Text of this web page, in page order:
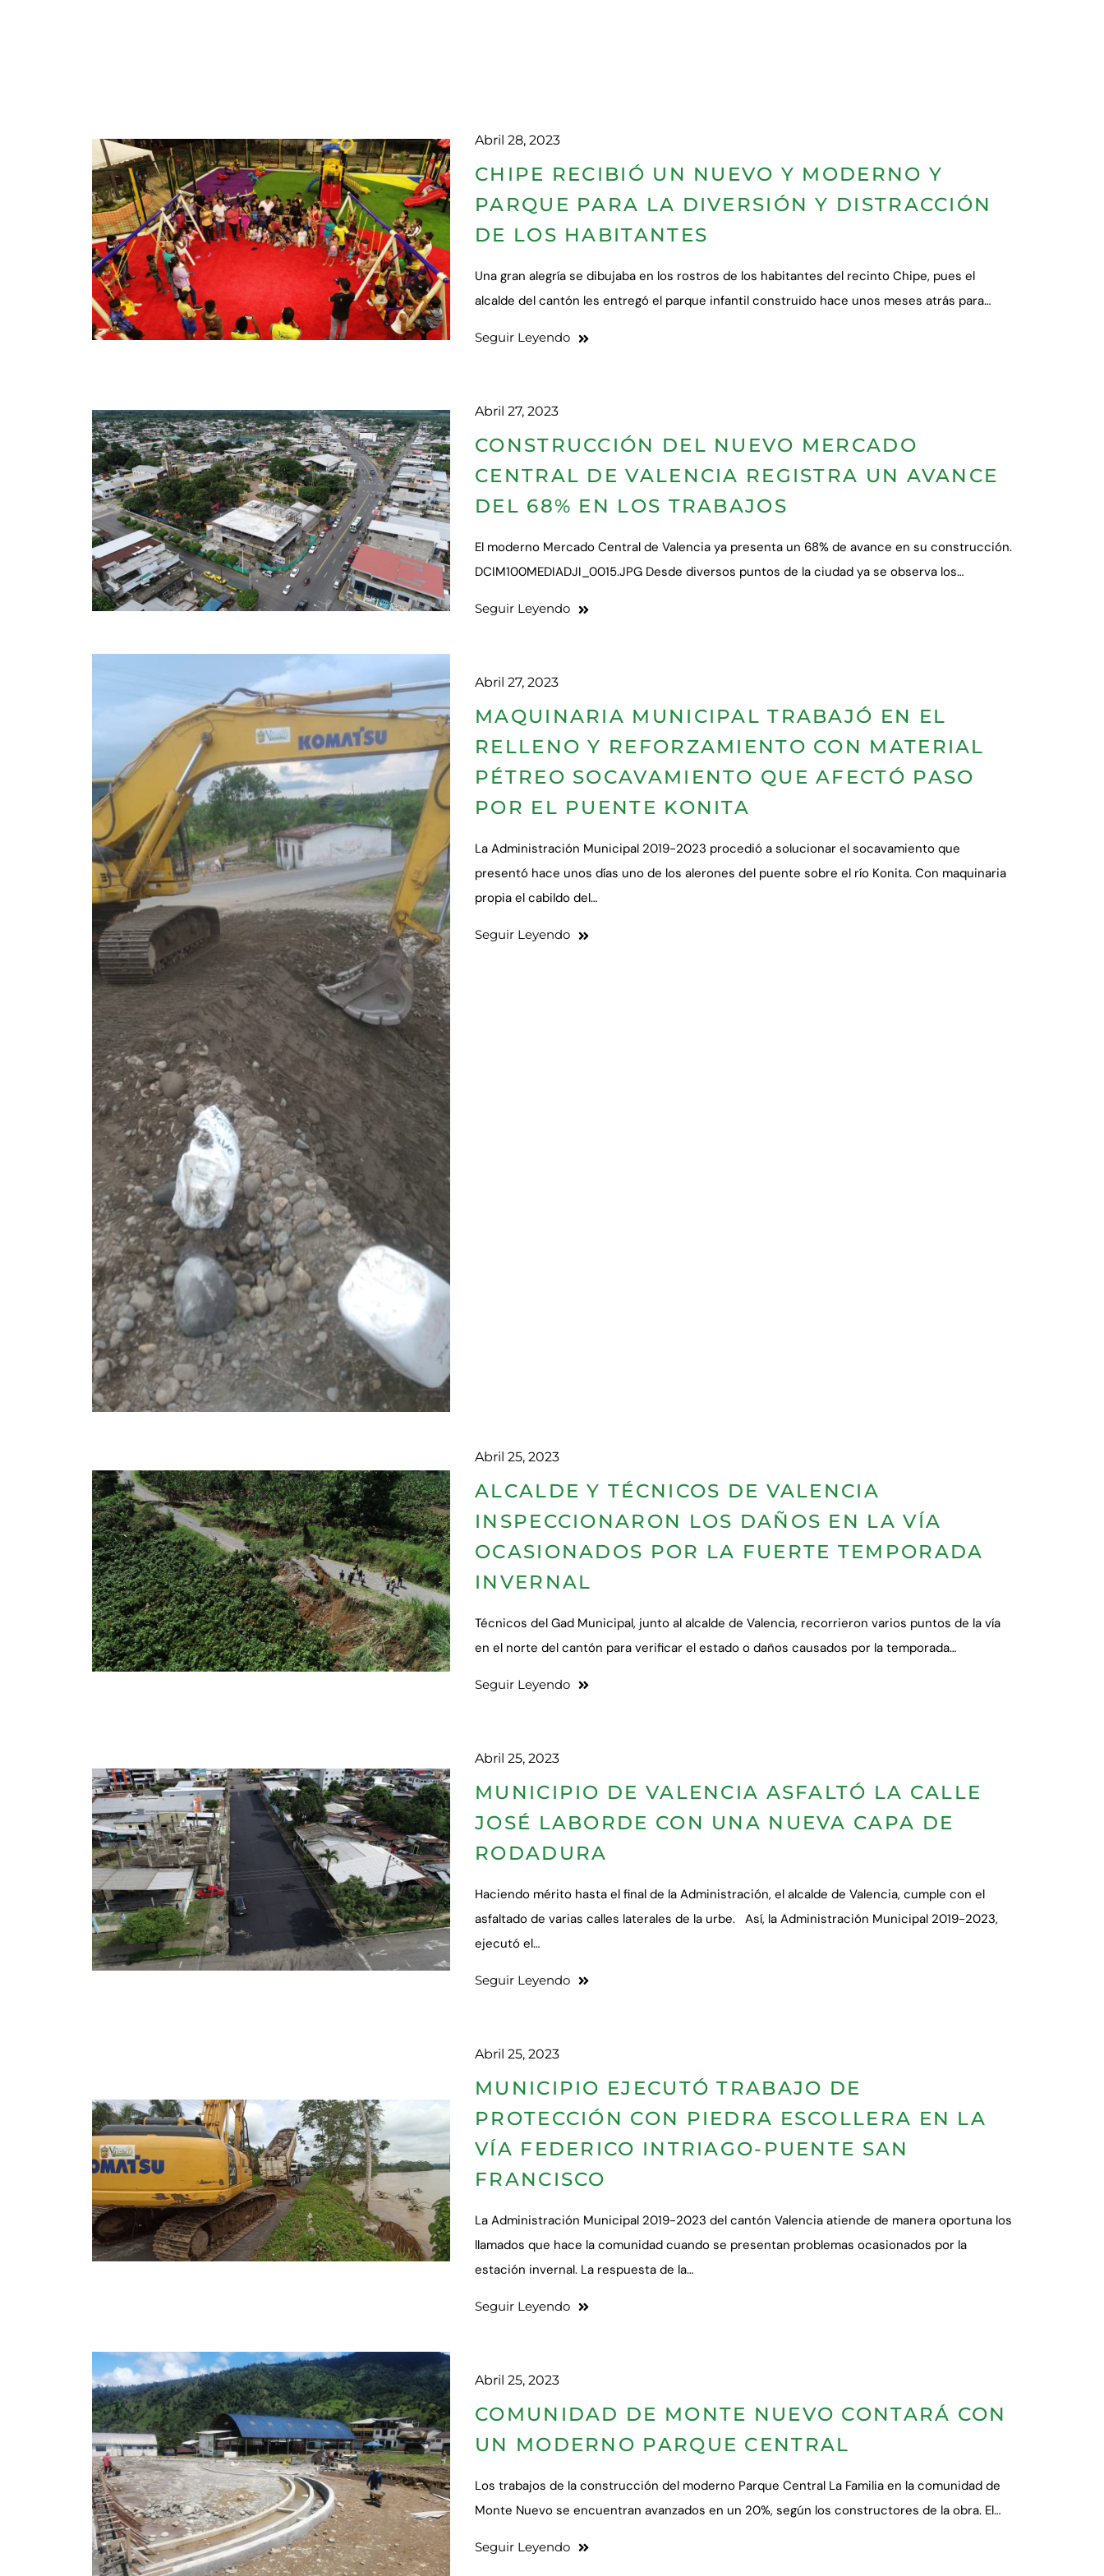
Abril 28, 2023
CHIPE RECIBIÓ UN NUEVO Y MODERNO Y
PARQUE PARA LA DIVERSIÓN Y DISTRACCIÓN
DE LOS HABITANTES
Una gran alegría se dibujaba en los rostros de los habitantes del recinto Chipe, pues el
alcalde del cantón les entregó el parque infantil construido hace unos meses atrás para…
Seguir Leyendo
Abril 27, 2023
CONSTRUCCIÓN DEL NUEVO MERCADO
CENTRAL DE VALENCIA REGISTRA UN AVANCE
DEL 68% EN LOS TRABAJOS
El moderno Mercado Central de Valencia ya presenta un 68% de avance en su construcción.
DCIM100MEDIADJI_0015.JPG Desde diversos puntos de la ciudad ya se observa los…
Seguir Leyendo
Abril 27, 2023
MAQUINARIA MUNICIPAL TRABAJÓ EN EL
RELLENO Y REFORZAMIENTO CON MATERIAL
PÉTREO SOCAVAMIENTO QUE AFECTÓ PASO
POR EL PUENTE KONITA
La Administración Municipal 2019-2023 procedió a solucionar el socavamiento que
presentó hace unos días uno de los alerones del puente sobre el río Konita. Con maquinaria
propia el cabildo del…
Seguir Leyendo
Abril 25, 2023
ALCALDE Y TÉCNICOS DE VALENCIA
INSPECCIONARON LOS DAÑOS EN LA VÍA
OCASIONADOS POR LA FUERTE TEMPORADA
INVERNAL
Técnicos del Gad Municipal, junto al alcalde de Valencia, recorrieron varios puntos de la vía
en el norte del cantón para verificar el estado o daños causados por la temporada…
Seguir Leyendo
Abril 25, 2023
MUNICIPIO DE VALENCIA ASFALTÓ LA CALLE
JOSÉ LABORDE CON UNA NUEVA CAPA DE
RODADURA
Haciendo mérito hasta el final de la Administración, el alcalde de Valencia, cumple con el
asfaltado de varias calles laterales de la urbe. Así, la Administración Municipal 2019-2023,
ejecutó el…
Seguir Leyendo
Abril 25, 2023
MUNICIPIO EJECUTÓ TRABAJO DE
PROTECCIÓN CON PIEDRA ESCOLLERA EN LA
VÍA FEDERICO INTRIAGO-PUENTE SAN
FRANCISCO
La Administración Municipal 2019-2023 del cantón Valencia atiende de manera oportuna los
llamados que hace la comunidad cuando se presentan problemas ocasionados por la
estación invernal. La respuesta de la…
Seguir Leyendo
Abril 25, 2023
COMUNIDAD DE MONTE NUEVO CONTARÁ CON
UN MODERNO PARQUE CENTRAL
Los trabajos de la construcción del moderno Parque Central La Familia en la comunidad de
Monte Nuevo se encuentran avanzados en un 20%, según los constructores de la obra. El…
Seguir Leyendo